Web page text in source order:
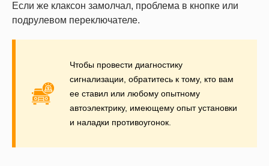
Если же клаксон замолчал, проблема в кнопке или
подрулевом переключателе.
Чтобы провести диагностику
сигнализации, обратитесь к тому, кто вам
ее ставил или любому опытному
автоэлектрику, имеющему опыт установки
и наладки противоугонок.